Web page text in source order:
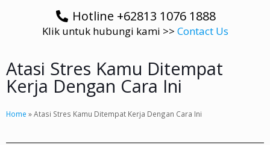
Hotline +62813 1076 1888
Klik untuk hubungi kami >> Contact Us
Atasi Stres Kamu Ditempat
Kerja Dengan Cara Ini
Home »Atasi Stres Kamu Ditempat Kerja Dengan Cara Ini